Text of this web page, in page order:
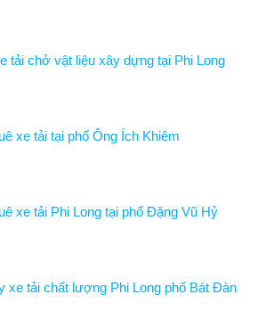
tải chở vật liệu xây dựng tại Phi Long
xe tải tại phố Ông Ích Khiêm
xe tải Phi Long tại phố Đặng Vũ Hỷ
xe tải chất lượng Phi Long phố Bát Đàn